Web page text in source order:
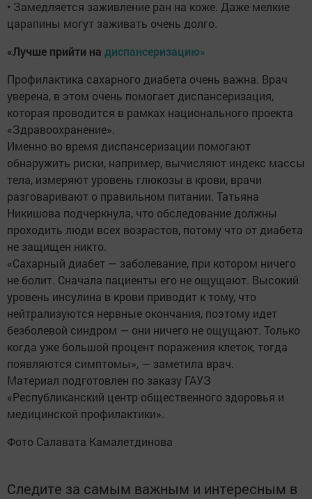
• Замедляется заживление ран на коже. Даже мелкие
царапины могут заживать очень долго.
«Лучше прийти на диспансеризацию»
Профилактика сахарного диабета очень важна. Врач
уверена, в этом очень помогает диспансеризация,
которая проводится в рамках национального проекта
«Здравоохранение».
Именно во время диспансеризации помогают
обнаружить риски, например, вычисляют индекс массы
тела, измеряют уровень глюкозы в крови, врачи
разговаривают о правильном питании. Татьяна
Никишова подчеркнула, что обследование должны
проходить люди всех возрастов, потому что от диабета
не защищен никто.
«Сахарный диабет — заболевание, при котором ничего
не болит. Сначала пациенты его не ощущают. Высокий
уровень инсулина в крови приводит к тому, что
нейтрализуются нервные окончания, поэтому идет
безболевой синдром — они ничего не ощущают. Только
когда уже большой процент поражения клеток, тогда
появляются симптомы», — заметила врач.
Материал подготовлен по заказу ГАУЗ
«Республиканский центр общественного здоровья и
медицинской профилактики».
Фото Салавата Камалетдинова
Следите за самым важным и интересным в